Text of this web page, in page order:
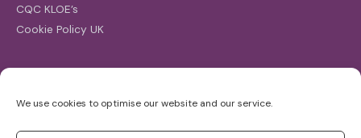
We use cookies to optimise our website and our service.
CQC KLOE’s
Cookie Policy UK